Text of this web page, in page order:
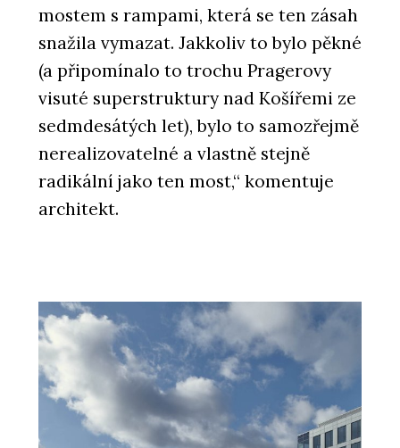
mostem s rampami, která se ten zásah
snažila vymazat. Jakkoliv to bylo pěkné
(a připomínalo to trochu Pragerovy
visuté superstruktury nad Košířemi ze
sedmdesátých let), bylo to samozřejmě
nerealizovatelné a vlastně stejně
radikální jako ten most,“ komentuje
architekt.